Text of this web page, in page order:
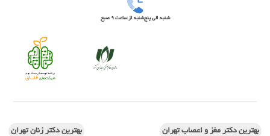
شنبه الی پنج‌شنبه از ساعت 9 صبح
بهترین دکتر مغز و اعصاب تهران بهترین دکتر زنان تهران